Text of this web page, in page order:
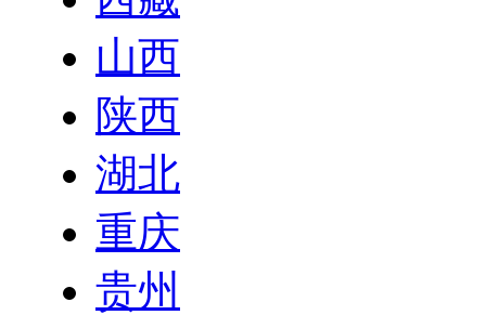
山西
陕西
湖北
重庆
贵州